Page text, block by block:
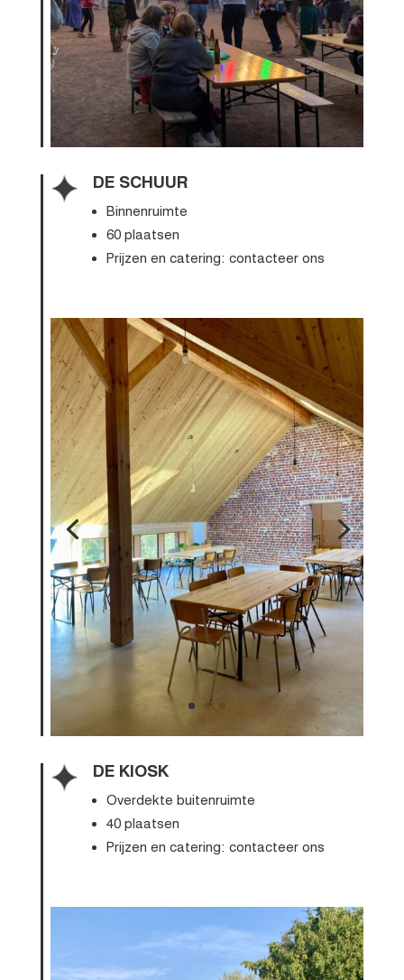
DE SCHUUR
Binnenruimte
60 plaatsen
Prijzen en catering: contacteer ons
DE KIOSK
Overdekte buitenruimte
40 plaatsen
Prijzen en catering: contacteer ons